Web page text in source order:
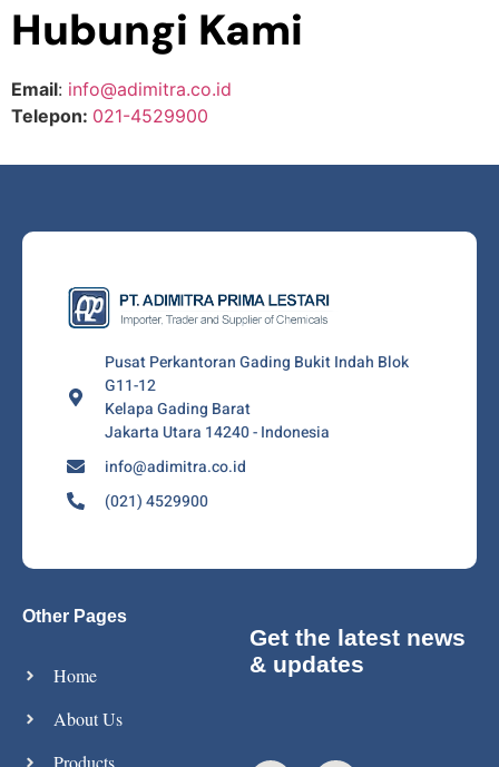
Hubungi Kami
Email: info@adimitra.co.id
Telepon: 021-4529900
Pusat Perkantoran Gading Bukit Indah Blok
G11-12
Kelapa Gading Barat
Jakarta Utara 14240 - Indonesia
info@adimitra.co.id
(021) 4529900
Other Pages
Home
About Us
Products
Get the latest news
& updates